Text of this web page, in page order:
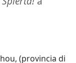
(provincia di